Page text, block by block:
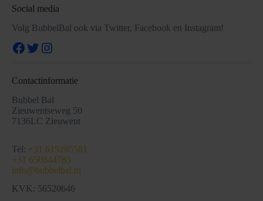
Social media
Volg BubbelBal ook via Twitter, Facebook en Instagram!
Facebook
Twitter
Instagram
Contactinformatie
Bubbel Bal
Zieuwentseweg 50
7136LC Zieuwent
Tel: +31 615295581
+31 650844783
info@bubbelbal.nl
KVK: 56520646